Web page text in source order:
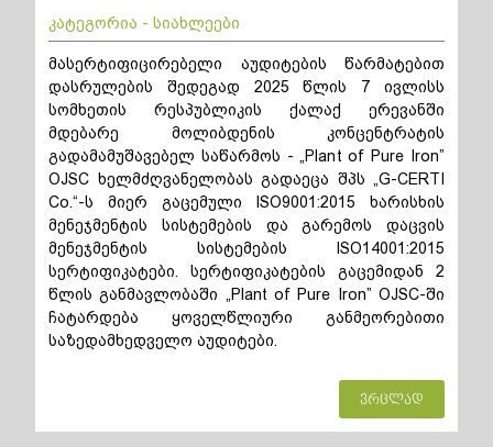
კატეგორია - სიახლეები
მასერტიფიცირებელი აუდიტების წარმატებით
დასრულების შედეგად 2025 წლის 7 ივლისს
სომხეთის რესპუბლიკის ქალაქ ერევანში
მდებარე მოლიბდენის კონცენტრატის
გადამამუშავებელ საწარმოს - „Plant of Pure Iron”
OJSC ხელმძღვანელობას გადაეცა შპს „G-CERTI
Co.“-ს მიერ გაცემული ISO9001:2015 ხარისხის
მენეჯმენტის სისტემების და გარემოს დაცვის
მენეჯმენტის სისტემების ISO14001:2015
სერტიფიკატები. სერტიფიკატების გაცემიდან 2
წლის განმავლობაში „Plant of Pure Iron” OJSC-ში
ჩატარდება ყოველწლიური განმეორებითი
საზედამხედველო აუდიტები.
ვრცლად